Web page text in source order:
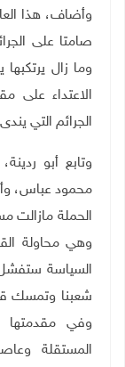
وأضاف، هذا
صامتا على
وما زال
الاعتداء على
الجرائم التي
وتابع أبو
محمود عباس،
الحملة مازالت
وهي محاولة
السياسة
شعبنا وتمسك
وفي مقدمتها
المستقلة